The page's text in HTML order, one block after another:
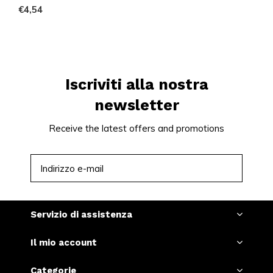
€4,54
Iscriviti alla nostra
newsletter
Receive the latest offers and promotions
Servizio di assistenza
Il mio account
Categorie